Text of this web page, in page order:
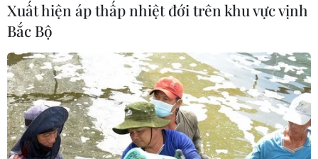
Tìm ra nguyên nhân khiến cơ thể đàn ông
nặng mùi hơn phụ nữ
29/06/2024 22:45
Các nghiên cứu đã chứng minh rằng phụ nữ có xu
hướng dựa vào các tín hiệu khứu giác, đánh giá người
khác giới có mùi cơ thể dễ chịu sẽ có sức hấp dẫn hơn
những người có BO nặng mùi.
Xuất hiện áp thấp nhiệt đới trên khu vực vịnh
Bắc Bộ